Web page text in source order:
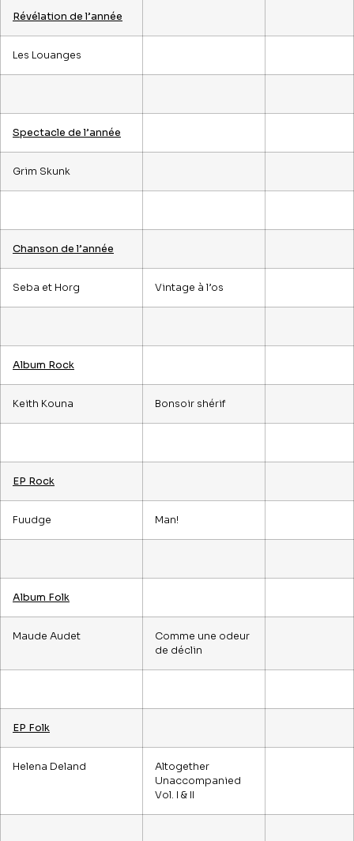
Révélation de l’année
Les Louanges
Spectacle de l’année
Grim Skunk
Chanson de l’année
Seba et Horg Vintage à l’os
Album Rock
Keith Kouna Bonsoir shérif
EP Rock
Fuudge Man!
Album Folk
Maude Audet
Comme une odeur
de déclin
EP Folk
Helena Deland
Altogether
Unaccompanied
Vol. I & II